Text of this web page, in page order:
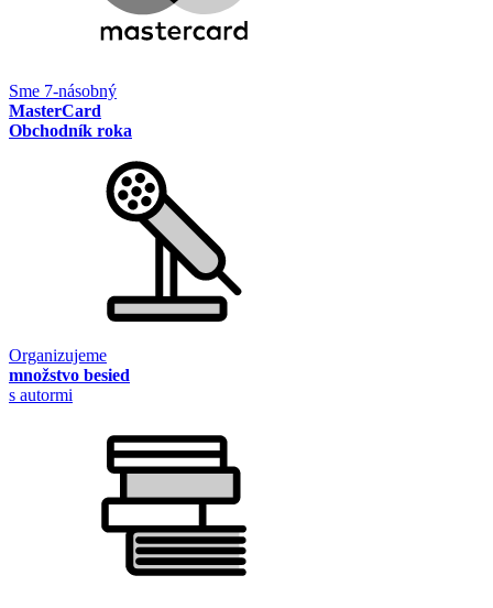
Sme 7-násobný
MasterCard
Obchodník roka
Organizujeme
množstvo besied
s autormi